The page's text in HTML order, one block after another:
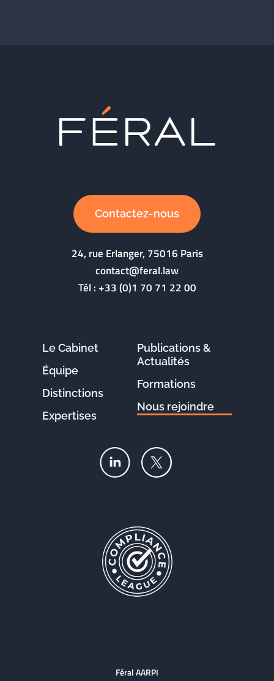
Contactez-nous
24, rue Erlanger, 75016 Paris
contact@feral.law
Tél :+33 (0)1 70 71 22 00
Le Cabinet
Équipe
Distinctions
Expertises
Publications &
Actualités
Formations
Nous rejoindre
Féral AARPI